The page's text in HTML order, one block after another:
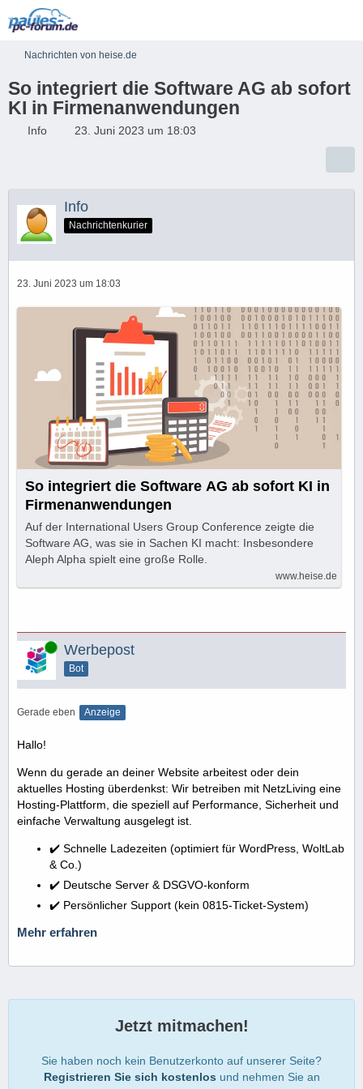
Nachrichten von heise.de
So integriert die Software AG ab sofort
KI in Firmenanwendungen
Info 23. Juni 2023 um 18:03
Info
Nachrichtenkurier
23. Juni 2023 um 18:03
So integriert die Software AG ab sofort KI in
Firmenanwendungen
Auf der International Users Group Conference zeigte die
Software AG, was sie in Sachen KI macht: Insbesondere
Aleph Alpha spielt eine große Rolle.
www.heise.de
Online Werbepost
Bot
Gerade eben Anzeige
Hallo!
Wenn du gerade an deiner Website arbeitest oder dein
aktuelles Hosting überdenkst: Wir betreiben mit NetzLiving eine
Hosting-Plattform, die speziell auf Performance, Sicherheit und
einfache Verwaltung ausgelegt ist.
✔️ Schnelle Ladezeiten (optimiert für WordPress, WoltLab
& Co.)
✔️ Deutsche Server & DSGVO-konform
✔️ Persönlicher Support (kein 0815-Ticket-System)
Mehr erfahren
Jetzt mitmachen!
Sie haben noch kein Benutzerkonto auf unserer Seite?
Registrieren Sie sich kostenlos und nehmen Sie an